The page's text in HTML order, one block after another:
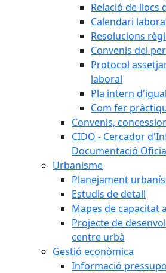
Relació de llocs
Calendari
Resolucions
Convenis del
Protocol
laboral
Pla intern
Com fer
Convenis,
CIDO - Cercador
Documentació
Urbanisme
Planejament
Estudis de detall
Mapes de capacitat
Projecte de
centre urbà
Gestió econòmica
Informació